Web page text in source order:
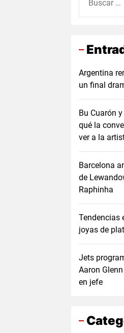
Argentina
un final
Bu Cuarón
qué la
ver a la
Barcelona
de
Raphinha
Tendencias
joyas de
Jets
Aaron
en jefe